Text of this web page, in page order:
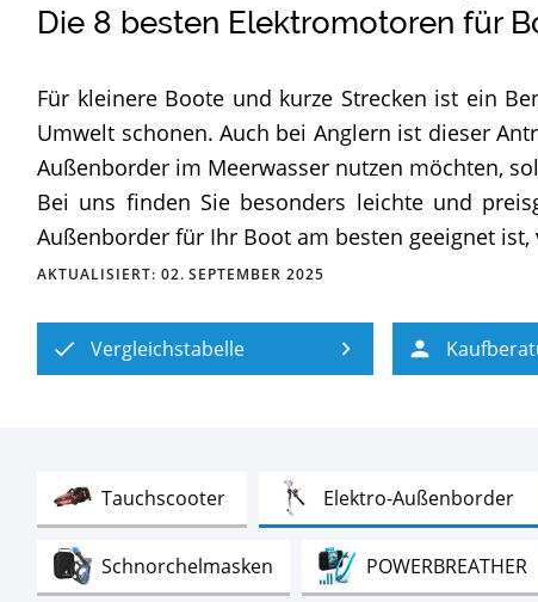
Die 8 besten Elektromotoren für
Für kleinere Boote und kurze Strecken ist ein
Umwelt schonen. Auch bei Anglern ist dieser
Außenborder im Meerwasser nutzen möchten,
Bei uns finden Sie besonders leichte und
Außenborder für Ihr Boot am besten geeignet
AKTUALISIERT: 02. SEPTEMBER 2025
Vergleichstabelle
TauchscooterTest Elektro-AußenborderTest
Schnorchelmasken POWERBREATHER